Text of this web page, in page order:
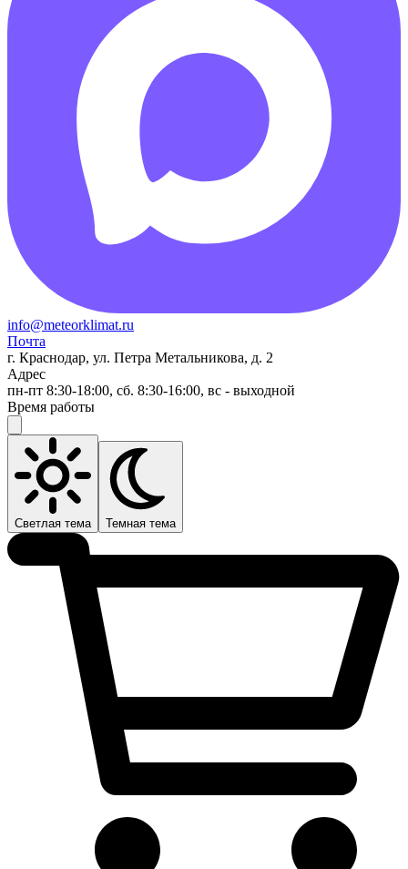
info@meteorklimat.ru
Почта
г. Краснодар, ул. Петра Метальникова, д. 2
Адрес
пн-пт 8:30-18:00, сб. 8:30-16:00, вс - выходной
Время работы
Светлая тема Темная тема